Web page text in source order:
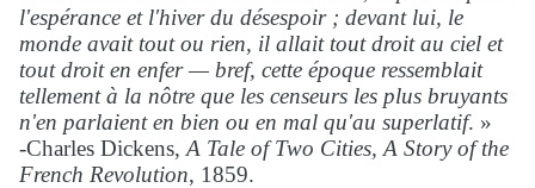
l'espérance et l'hiver du désespoir ; devant lui, le
monde avait tout ou rien, il allait tout droit au ciel et
tout droit en enfer — bref, cette époque ressemblait
tellement à la nôtre que les censeurs les plus bruyants
n'en parlaient en bien ou en mal qu'au superlatif. »
-Charles Dickens, A Tale of Two Cities, A Story of the
French Revolution, 1859.